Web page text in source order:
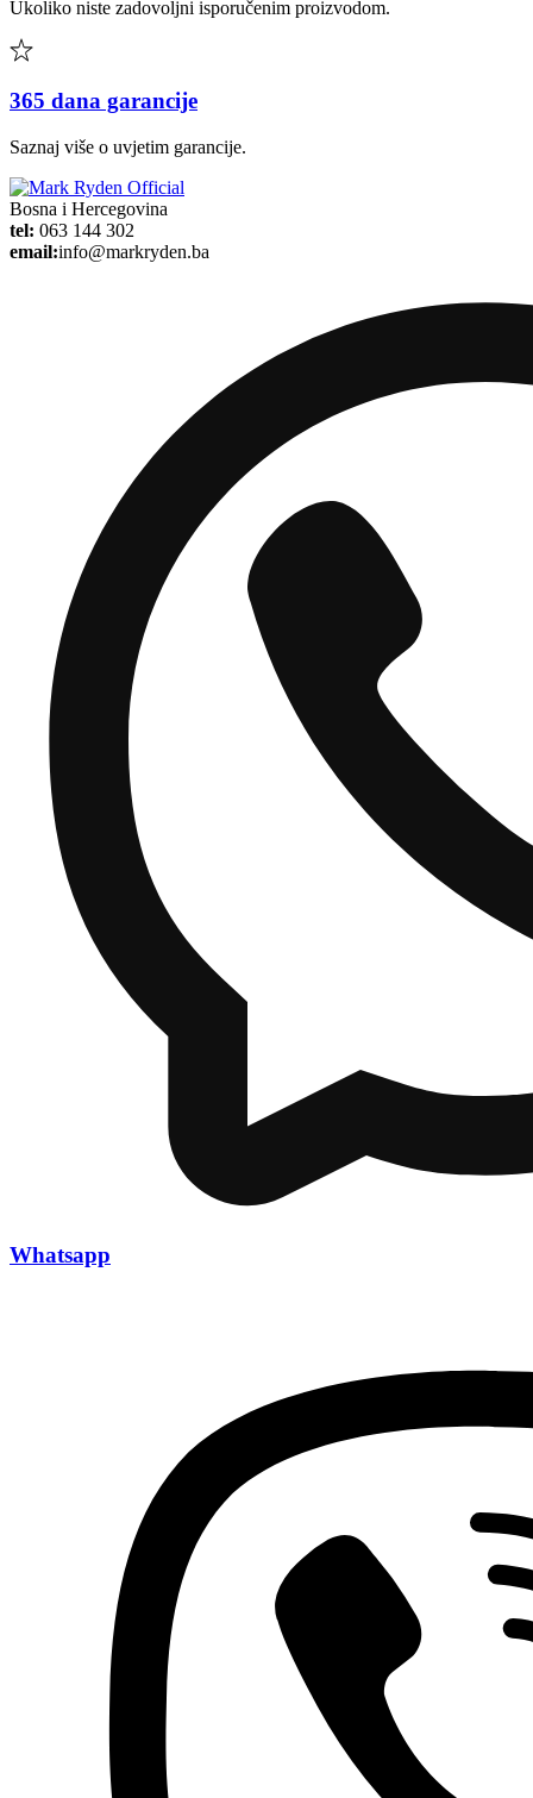
Ukoliko niste zadovoljni isporučenim proizvodom.
365 dana garancije
Saznaj više o uvjetim garancije.
Bosna i Hercegovina
tel: 063 144 302
email:info@markryden.ba
Whatsapp